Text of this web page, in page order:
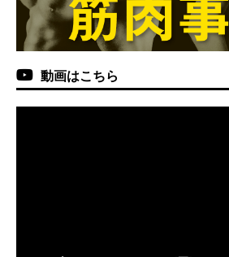
動画はこちら